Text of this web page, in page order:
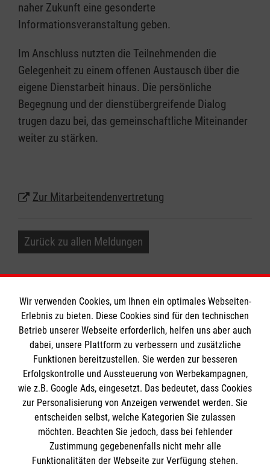
naher Zukunft eine gesonderte
Informationsveranstaltung geben.
Im Anschluss nutzten die Teilnehmenden die
Gelegenheit zu einem offenen Austausch über die
eigene Dienstarbeit hinaus. Die persönliche
Begegnung und der dienstübergreifende Dialog
trugen dazu bei, das gemeinschaftliche Miteinander
weiter zu stärken.
Zur Mitarbeitendenvertretung
Zurück zu allen Meldungen
Informationen
Impressum
Datenschutz
Kontakt
Barrierefreiheit
Die Malteser
Malteser in Deutschland
Malteserorden
Spendenkonto
Wir verwenden Cookies, um Ihnen ein optimales Webseiten-
Erlebnis zu bieten. Diese Cookies sind für den technischen
Betrieb unserer Webseite erforderlich, helfen uns aber auch
dabei, unsere Plattform zu verbessern und zusätzliche
Funktionen bereitzustellen. Sie werden zur besseren
Erfolgskontrolle und Aussteuerung von Werbekampagnen,
wie z.B. Google Ads, eingesetzt. Das bedeutet, dass Cookies
zur Personalisierung von Anzeigen verwendet werden. Sie
entscheiden selbst, welche Kategorien Sie zulassen
möchten. Beachten Sie jedoch, dass bei fehlender
Zustimmung gegebenenfalls nicht mehr alle
Funktionalitäten der Webseite zur Verfügung stehen.